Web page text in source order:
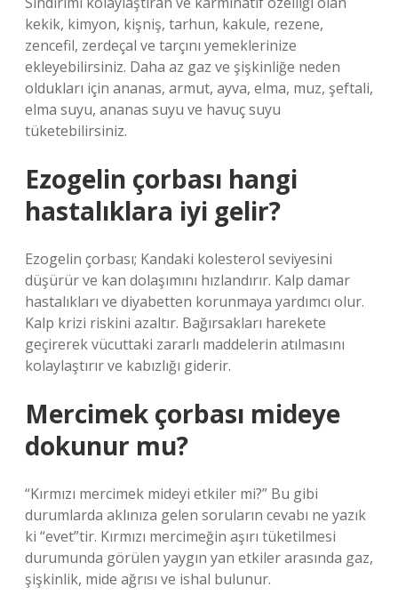
kekik, kimyon, kişniş, tarhun, kakule, rezene,
zencefil, zerdeçal ve tarçını yemeklerinize
ekleyebilirsiniz. Daha az gaz ve şişkinliğe neden
oldukları için ananas, armut, ayva, elma, muz, şeftali,
elma suyu, ananas suyu ve havuç suyu
tüketebilirsiniz.
Ezogelin çorbası hangi
hastalıklara iyi gelir?
Ezogelin çorbası; Kandaki kolesterol seviyesini
düşürür ve kan dolaşımını hızlandırır. Kalp damar
hastalıkları ve diyabetten korunmaya yardımcı olur.
Kalp krizi riskini azaltır. Bağırsakları harekete
geçirerek vücuttaki zararlı maddelerin atılmasını
kolaylaştırır ve kabızlığı giderir.
Mercimek çorbası mideye
dokunur mu?
“Kırmızı mercimek mideyi etkiler mi?” Bu gibi
durumlarda aklınıza gelen soruların cevabı ne yazık
ki “evet”tir. Kırmızı mercimeğin aşırı tüketilmesi
durumunda görülen yaygın yan etkiler arasında gaz,
şişkinlik, mide ağrısı ve ishal bulunur.